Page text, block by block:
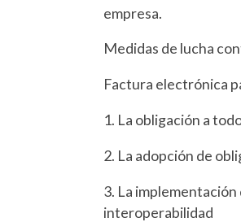
empresa.
Medidas de lucha
Factura electrónica
1. La obligación a
2. La adopción de
3. La
interoperabilidad